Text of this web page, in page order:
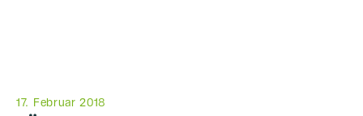
17. Februar 2018